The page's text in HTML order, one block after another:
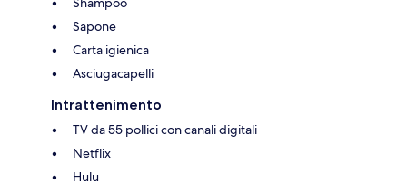
Sapone
Carta igienica
Asciugacapelli
Intrattenimento
TV da 55 pollici con canali digitali
Netflix
Hulu